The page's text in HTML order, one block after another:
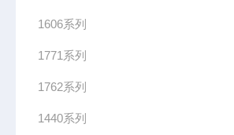
1606系列
1771系列
1762系列
1440系列